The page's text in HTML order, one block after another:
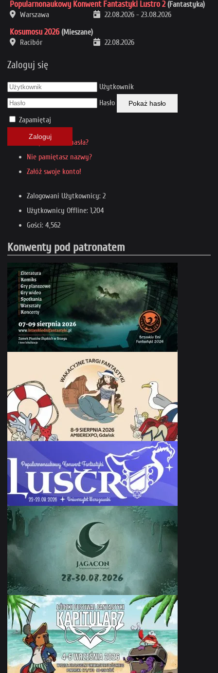
Popularnonaukowy Konwent Fantastyki Lustro 2 (Fantastyka)
Warszawa
22.08.2026 - 23.08.2026
Kosumosu 2026 (Mieszane)
Racibór
22.08.2026
Zaloguj się
Użytkownik
Hasło
Pokaż hasło
Zapamiętaj
Zaloguj
Nie pamiętasz hasła?
Nie pamiętasz nazwy?
Załóż swoje konto!
Zalogowani Użytkownicy: 2
Użytkownicy Offline: 1,204
Gości: 4,562
Konwenty pod patronatem